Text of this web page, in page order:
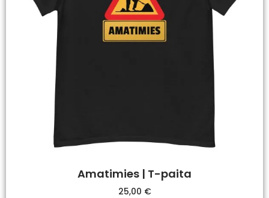
Amatimies | T-paita
25,00 €